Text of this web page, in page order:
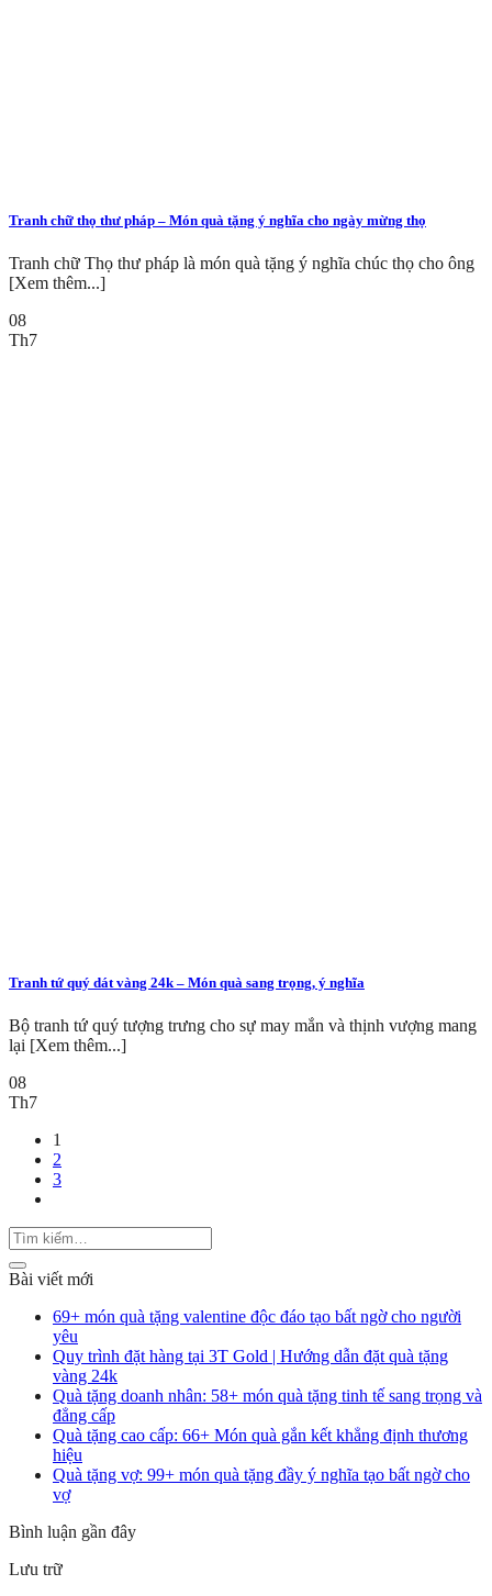
Tranh chữ thọ thư pháp – Món quà tặng ý nghĩa cho ngày mừng thọ
Tranh chữ Thọ thư pháp là món quà tặng ý nghĩa chúc thọ cho ông
[Xem thêm...]
08
Th7
Tranh tứ quý dát vàng 24k – Món quà sang trọng, ý nghĩa
Bộ tranh tứ quý tượng trưng cho sự may mắn và thịnh vượng mang
lại [Xem thêm...]
08
Th7
1
2
3
Bài viết mới
69+ món quà tặng valentine độc đáo tạo bất ngờ cho người
yêu
Quy trình đặt hàng tại 3T Gold | Hướng dẫn đặt quà tặng
vàng 24k
Quà tặng doanh nhân: 58+ món quà tặng tinh tế sang trọng và
đẳng cấp
Quà tặng cao cấp: 66+ Món quà gắn kết khẳng định thương
hiệu
Quà tặng vợ: 99+ món quà tặng đầy ý nghĩa tạo bất ngờ cho
vợ
Bình luận gần đây
Lưu trữ